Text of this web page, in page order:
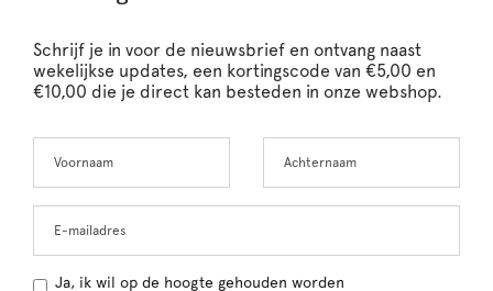
Schrijf je in voor de nieuwsbrief en ontvang naast
wekelijkse updates, een kortingscode van €5,00 en
€10,00 die je direct kan besteden in onze webshop.
this
Ja, ik wil op de hoogte gehouden worden